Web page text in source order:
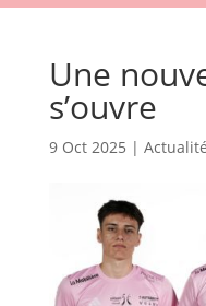
Une
s’ouvre
9 Oct 2025 |